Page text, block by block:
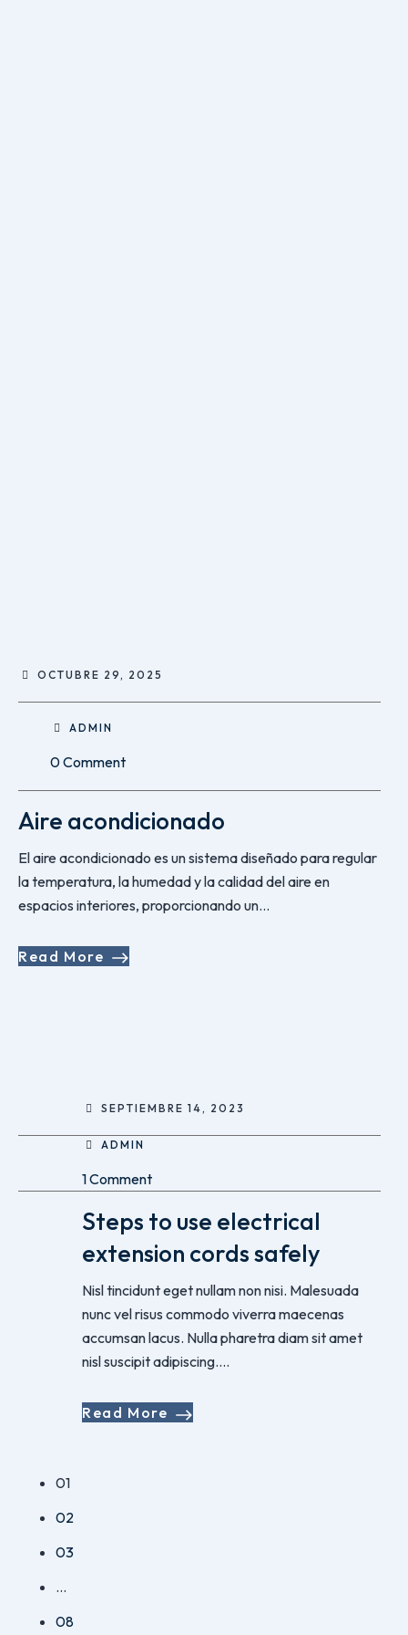
OCTUBRE 29, 2025
ADMIN
0 Comment
Aire acondicionado
El aire acondicionado es un sistema diseñado para regular
la temperatura, la humedad y la calidad del aire en
espacios interiores, proporcionando un...
Read More
SEPTIEMBRE 14, 2023
ADMIN
1 Comment
Steps to use electrical
extension cords safely
Nisl tincidunt eget nullam non nisi. Malesuada
nunc vel risus commodo viverra maecenas
accumsan lacus. Nulla pharetra diam sit amet
nisl suscipit adipiscing....
Read More
01
02
03
…
08